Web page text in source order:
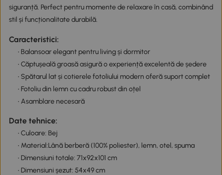
siguranță. Perfect pentru momente de relaxare în casă, combinând
stil și funcționalitate durabilă.
Caracteristici:
• Balansoar elegant pentru living și dormitor
• Căptușeală groasă asigură o experiență excelentă de ședere
• Spătarul lat și cotierele fotoliului modern oferă suport complet
• Fotoliu din lemn cu cadru robust din oțel
• Asamblare necesară
Date tehnice:
• Culoare: Bej
• Material:Lână berberă (100% poliester), lemn, otel, spuma
• Dimensiuni totale: 71x92x101 cm
• Dimensiuni șezut: 54x49 cm